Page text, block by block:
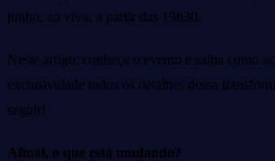
junho, ao vivo, a partir das 19h30.
Neste artigo, conheça o evento e saiba como
exclusividade todos os detalhes dessa
seguir!
Afinal, o que está mudando?